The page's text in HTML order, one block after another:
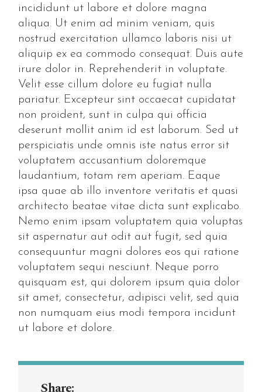
incididunt ut labore et dolore magna
aliqua. Ut enim ad minim veniam, quis
nostrud exercitation ullamco laboris nisi ut
aliquip ex ea commodo consequat. Duis aute
irure dolor in. Reprehenderit in voluptate.
Velit esse cillum dolore eu fugiat nulla
pariatur. Excepteur sint occaecat cupidatat
non proident, sunt in culpa qui officia
deserunt mollit anim id est laborum. Sed ut
perspiciatis unde omnis iste natus error sit
voluptatem accusantium doloremque
laudantium, totam rem aperiam. Eaque
ipsa quae ab illo inventore veritatis et quasi
architecto beatae vitae dicta sunt explicabo.
Nemo enim ipsam voluptatem quia voluptas
sit aspernatur aut odit aut fugit, sed quia
consequuntur magni dolores eos qui ratione
voluptatem sequi nesciunt. Neque porro
quisquam est, qui dolorem ipsum quia dolor
sit amet, consectetur, adipisci velit, sed quia
non numquam eius modi tempora incidunt
ut labore et dolore.